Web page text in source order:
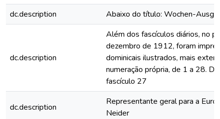
dc.description
Abaixo do título: Wochen-
dc.description
Além dos fascículos diários, no
dezembro de 1912, foram
dominicais ilustrados, mais
numeração própria, de 1 a 28.
fascículo 27
dc.description
Representante geral para a
Neider